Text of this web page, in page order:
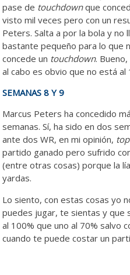
pase de touchdownque
visto mil veces pero con un
Peters. Salta a por la bola y
bastante pequeño para lo que
concede un touchdown.
al cabo es obvio que no está al
SEMANAS 8 Y 9
Marcus Peters ha concedido
semanas. Sí, ha sido en dos
ante dos WR, en mi opinión,
partido ganado pero sufrido
(entre otras cosas) porque la
yardas.
Lo siento, con estas cosas yo
puedes jugar, te sientas y que
al 100% que uno al 70% salvo
cuando te puede costar un